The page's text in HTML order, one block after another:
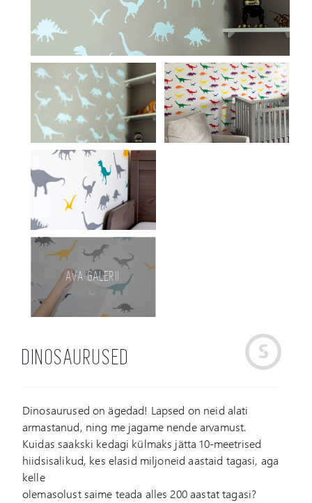
AVA GALERII
DINOSAURUSED
Dinosaurused on ägedad! Lapsed on neid alati
armastanud, ning me jagame nende arvamust.
Kuidas saakski kedagi külmaks jätta 10-meetrised
hiidsisalikud, kes elasid miljoneid aastaid tagasi, aga
kelle
olemasolust saime teada alles 200 aastat tagasi?